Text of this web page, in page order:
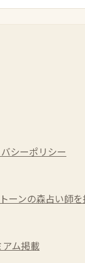
シーポリシー
ーンの森占い師
アム掲載